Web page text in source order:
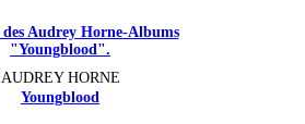
AUDREY HORNE
Youngblood